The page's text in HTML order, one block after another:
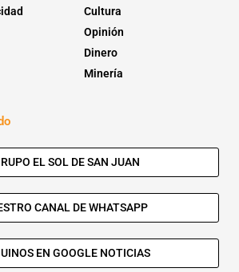
Cultura
Opinión
Dinero
Minería
EL SOL DE SAN JUAN
CANAL DE WHATSAPP
EN GOOGLE NOTICIAS